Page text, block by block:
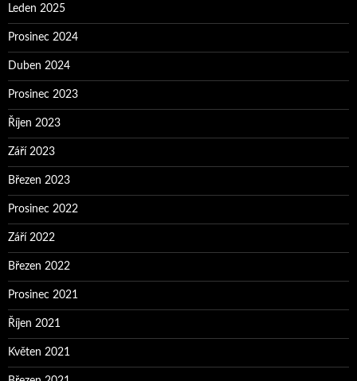
Leden 2025
Prosinec 2024
Duben 2024
Prosinec 2023
Říjen 2023
Září 2023
Březen 2023
Prosinec 2022
Září 2022
Březen 2022
Prosinec 2021
Říjen 2021
Květen 2021